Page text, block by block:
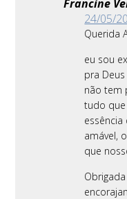
Francine
24/05/
Querida
eu sou
pra
não tem
tudo que
amável,
que